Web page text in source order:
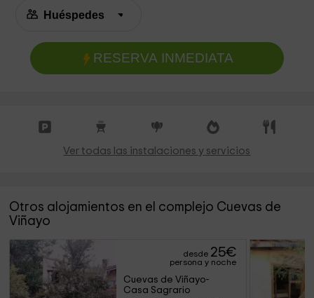
RESERVA INMEDIATA
Ver todas las instalaciones y servicios
Otros alojamientos en el complejo Cuevas de
Viñayo
desde 25€
persona y noche
Cuevas de Viñayo-
Casa Sagrario